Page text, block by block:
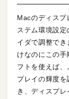
Macのディスプ
ステム環境設
イダで調整で
けなのにこの
フトを使えば
プレイの輝度
き、ディスプ